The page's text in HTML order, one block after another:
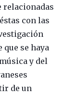
relacionadas
con las
que se haya
y del
de un